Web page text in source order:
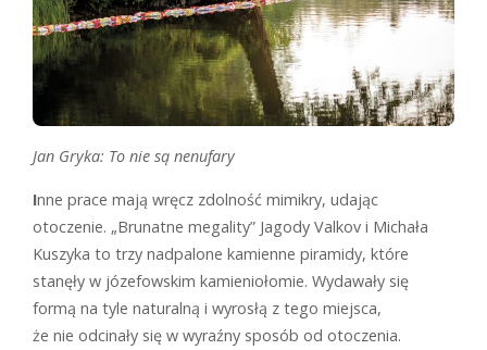
Jan Gryka: To nie są nenufary
Inne prace mają wręcz zdolność mimikry, udając
otoczenie. „Brunatne megality” Jagody Valkov i Michała
Kuszyka to trzy nadpalone kamienne piramidy, które
stanęły w józefowskim kamieniołomie. Wydawały się
formą na tyle naturalną i wyrosłą z tego miejsca,
że nie odcinały się w wyraźny sposób od otoczenia.